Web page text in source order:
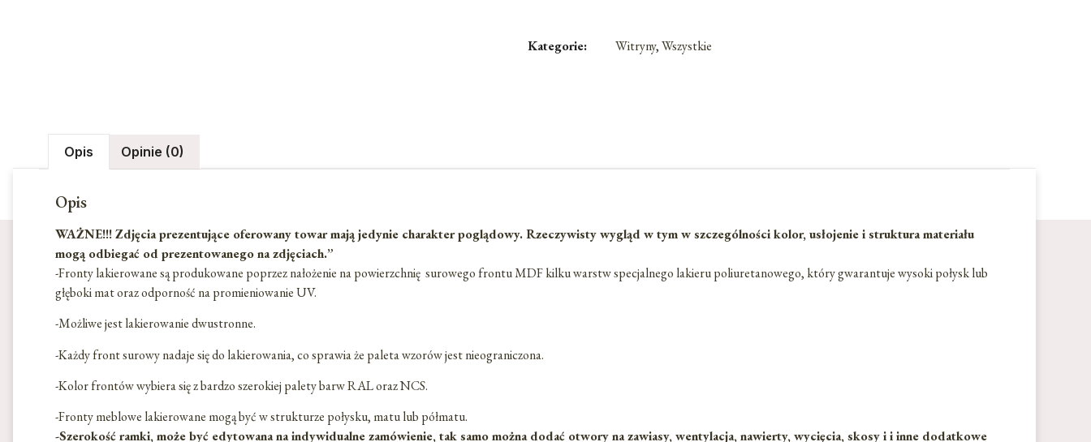
Kategorie: Witryny,Wszystkie
Opis Opinie (0)
Opis
WAŻNE!!! Zdjęcia prezentujące oferowany towar mają jedynie charakter poglądowy. Rzeczywisty wygląd w tym w szczególności kolor, usłojenie i struktura materiału
mogą odbiegać od prezentowanego na zdjęciach.”
-Fronty lakierowane są produkowane poprzez nałożenie na powierzchnię surowego frontu MDF kilku warstw specjalnego lakieru poliuretanowego, który gwarantuje wysoki połysk lub
głęboki mat oraz odporność na promieniowanie UV.
-Możliwe jest lakierowanie dwustronne.
-Każdy front surowy nadaje się do lakierowania, co sprawia że paleta wzorów jest nieograniczona.
-Kolor frontów wybiera się z bardzo szerokiej palety barw RAL oraz NCS.
-Fronty meblowe lakierowane mogą być w strukturze połysku, matu lub półmatu.
-Szerokość ramki, może być edytowana na indywidualne zamówienie, tak samo można dodać otwory na zawiasy, wentylacja, nawierty, wycięcia, skosy i i inne dodatkowe